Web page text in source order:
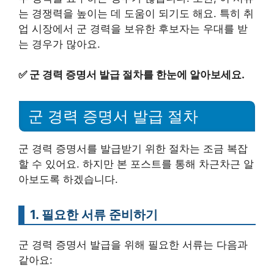
는 경쟁력을 높이는 데 도움이 되기도 해요. 특히 취
업 시장에서 군 경력을 보유한 후보자는 우대를 받
는 경우가 많아요.
✅ 군 경력 증명서 발급 절차를 한눈에 알아보세요.
군 경력 증명서 발급 절차
군 경력 증명서를 발급받기 위한 절차는 조금 복잡
할 수 있어요. 하지만 본 포스트를 통해 차근차근 알
아보도록 하겠습니다.
1. 필요한 서류 준비하기
군 경력 증명서 발급을 위해 필요한 서류는 다음과
같아요: